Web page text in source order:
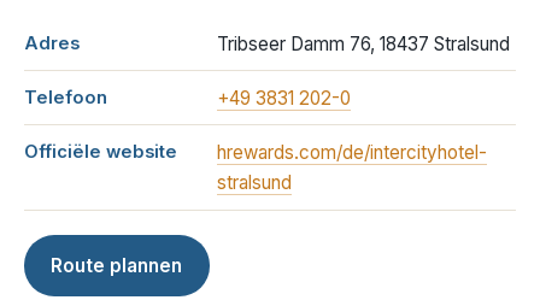
Adres Tribseer Damm 76, 18437 Stralsund
Telefoon +49 3831 202-0
Officiële website
hrewards.com/de/intercityhotel-
stralsund
Route plannen